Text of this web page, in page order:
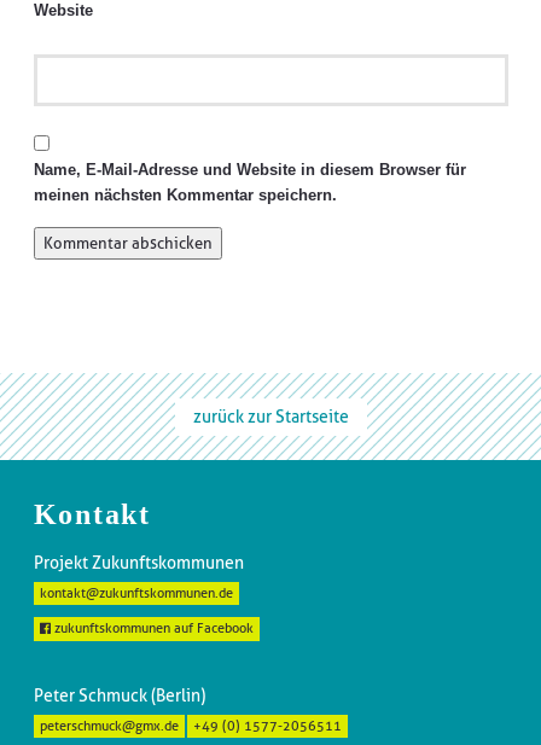
Website
Name, E-Mail-Adresse und Website in diesem Browser für
meinen nächsten Kommentar speichern.
zurück zur Startseite
Kontakt
Projekt Zukunftskommunen
kontakt@zukunftskommunen.de
zukunftskommunen auf Facebook
Peter Schmuck (Berlin)
peterschmuck@gmx.de +49 (0) 1577-2056511